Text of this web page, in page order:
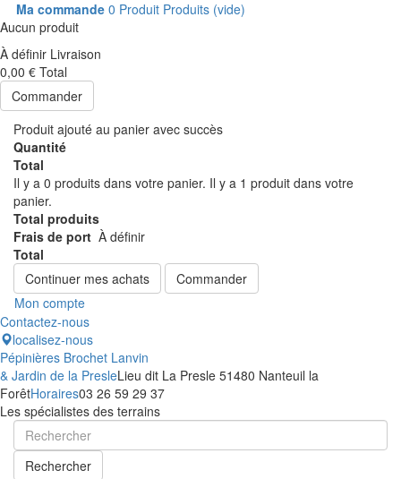
Ma commande 0 Produit Produits (vide)
Aucun produit
À définir Livraison
0,00 € Total
Commander
Produit ajouté au panier avec succès
Quantité
Total
Il y a 0 produits dans votre panier. Il y a 1 produit dans votre
panier.
Total produits
Frais de port À définir
Total
Continuer mes achats
Commander
Mon compte
Contactez-nous
localisez-nous
Pépinières Brochet Lanvin
& Jardin de la PresleLieu dit La Presle 51480 Nanteuil la
ForêtHoraires03 26 59 29 37
Les spécialistes des terrains
Rechercher